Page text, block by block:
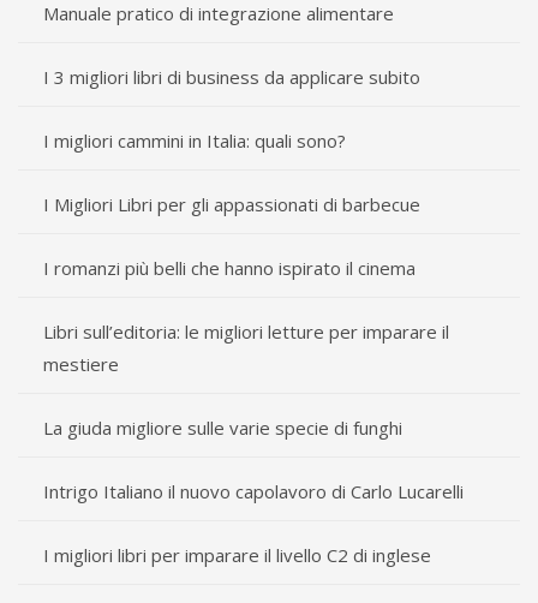
Manuale pratico di integrazione alimentare
I 3 migliori libri di business da applicare subito
I migliori cammini in Italia: quali sono?
I Migliori Libri per gli appassionati di barbecue
I romanzi più belli che hanno ispirato il cinema
Libri sull’editoria: le migliori letture per imparare il
mestiere
La giuda migliore sulle varie specie di funghi
Intrigo Italiano il nuovo capolavoro di Carlo Lucarelli
I migliori libri per imparare il livello C2 di inglese